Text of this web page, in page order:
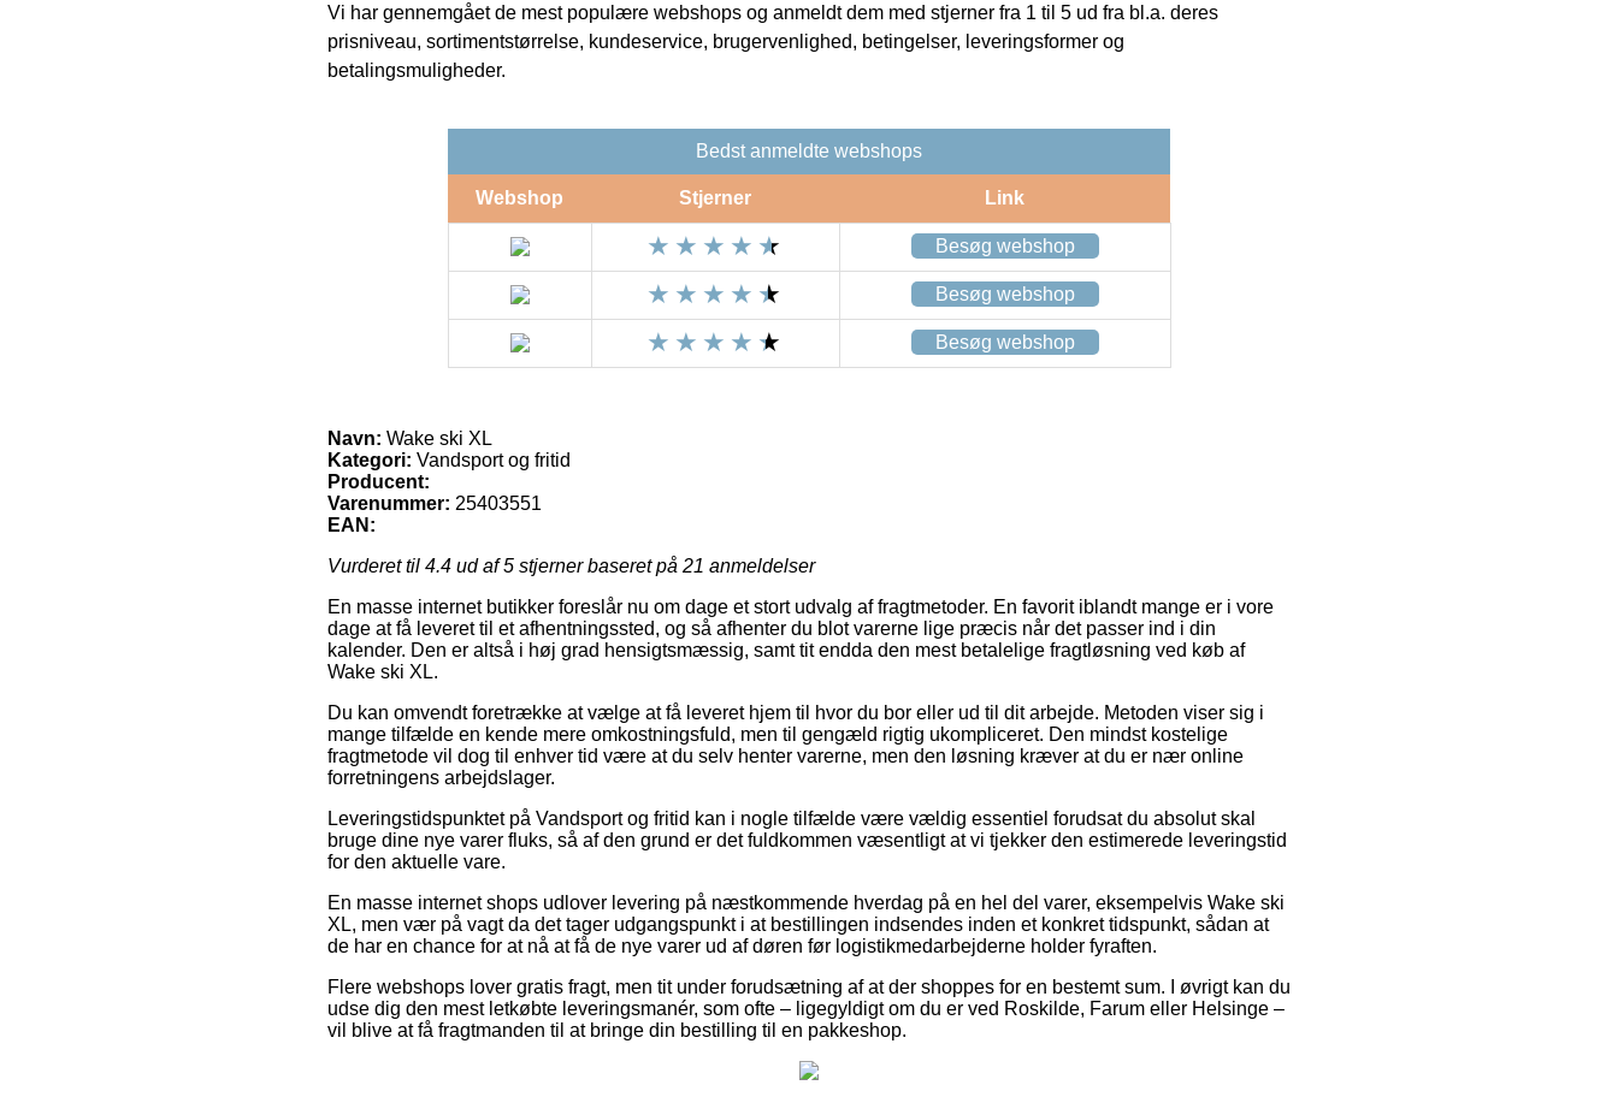
Vi har gennemgået de mest populære webshops og anmeldt dem med stjerner fra 1 til 5 ud fra bl.a. deres
prisniveau, sortimentstørrelse, kundeservice, brugervenlighed, betingelser, leveringsformer og
betalingsmuligheder.
Bedst anmeldte webshops
Webshop Stjerner Link
Besøg webshop
Besøg webshop
Besøg webshop
Navn: Wake ski XL
Kategori: Vandsport og fritid
Producent:
Varenummer: 25403551
EAN:
Vurderet til 4.4 ud af 5 stjerner baseret på 21 anmeldelser
En masse internet butikker foreslår nu om dage et stort udvalg af fragtmetoder. En favorit iblandt mange er i vore
dage at få leveret til et afhentningssted, og så afhenter du blot varerne lige præcis når det passer ind i din
kalender. Den er altså i høj grad hensigtsmæssig, samt tit endda den mest betalelige fragtløsning ved køb af
Wake ski XL.
Du kan omvendt foretrække at vælge at få leveret hjem til hvor du bor eller ud til dit arbejde. Metoden viser sig i
mange tilfælde en kende mere omkostningsfuld, men til gengæld rigtig ukompliceret. Den mindst kostelige
fragtmetode vil dog til enhver tid være at du selv henter varerne, men den løsning kræver at du er nær online
forretningens arbejdslager.
Leveringstidspunktet på Vandsport og fritid kan i nogle tilfælde være vældig essentiel forudsat du absolut skal
bruge dine nye varer fluks, så af den grund er det fuldkommen væsentligt at vi tjekker den estimerede leveringstid
for den aktuelle vare.
En masse internet shops udlover levering på næstkommende hverdag på en hel del varer, eksempelvis Wake ski
XL, men vær på vagt da det tager udgangspunkt i at bestillingen indsendes inden et konkret tidspunkt, sådan at
de har en chance for at nå at få de nye varer ud af døren før logistikmedarbejderne holder fyraften.
Flere webshops lover gratis fragt, men tit under forudsætning af at der shoppes for en bestemt sum. I øvrigt kan du
udse dig den mest letkøbte leveringsmanér, som ofte – ligegyldigt om du er ved Roskilde, Farum eller Helsinge –
vil blive at få fragtmanden til at bringe din bestilling til en pakkeshop.